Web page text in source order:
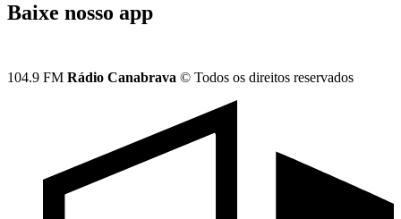
Baixe nosso app
104.9 FM Rádio Canabrava © Todos os direitos reservados